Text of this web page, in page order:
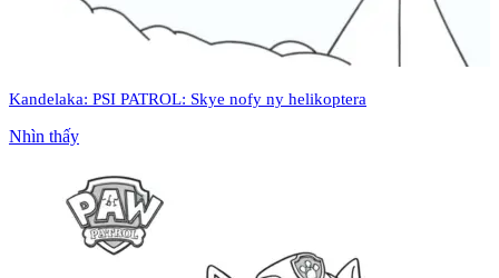
Kandelaka: PSI PATROL: Skye nofy ny helikoptera
Nhìn thấy